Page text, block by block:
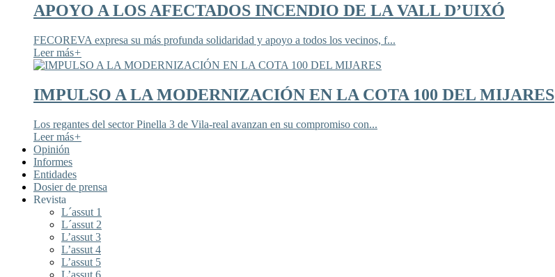
APOYO A LOS AFECTADOS INCENDIO DE LA VALL D’UIXÓ
FECOREVA expresa su más profunda solidaridad y apoyo a todos los vecinos, f...
Leer más+
IMPULSO A LA MODERNIZACIÓN EN LA COTA 100 DEL MIJARES
Los regantes del sector Pinella 3 de Vila-real avanzan en su compromiso con...
Leer más+
Opinión
Informes
Entidades
Dosier de prensa
Revista
L´assut 1
L´assut 2
L’assut 3
L’assut 4
L’assut 5
L’assut 6